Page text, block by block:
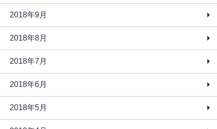
2018年9月
2018年8月
2018年7月
2018年6月
2018年5月